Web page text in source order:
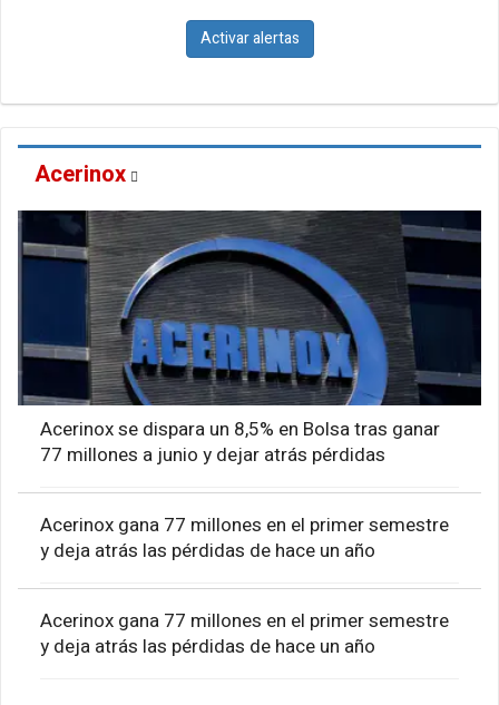
Activar alertas
Acerinox
Acerinox se dispara un 8,5% en Bolsa tras ganar
77 millones a junio y dejar atrás pérdidas
Acerinox gana 77 millones en el primer semestre
y deja atrás las pérdidas de hace un año
Acerinox gana 77 millones en el primer semestre
y deja atrás las pérdidas de hace un año